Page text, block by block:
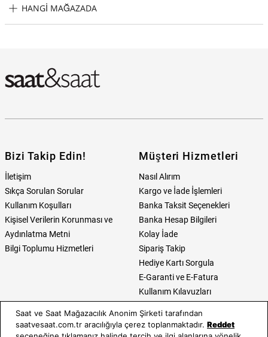
HANGI MAĞAZADA
Bizi Takip Edin!
İletişim
Sıkça Sorulan Sorular
Kullanım Koşulları
Kişisel Verilerin Korunması ve
Aydınlatma Metni
Bilgi Toplumu Hizmetleri
Müşteri Hizmetleri
Nasıl Alırım
Kargo ve İade İşlemleri
Banka Taksit Seçenekleri
Banka Hesap Bilgileri
Kolay İade
Sipariş Takip
Hediye Kartı Sorgula
E-Garanti ve E-Fatura
Kullanım Kılavuzları
Saat ve Saat Kategoriler
Saat ve Saat Mağazacılık Anonim Şirketi tarafından
saatvesaat.com.tr aracılığıyla çerez toplanmaktadır. Reddet